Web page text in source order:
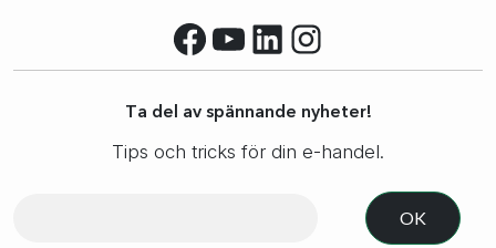
Facebook
YouTube
LinkedIn
Instagram
Ta del av spännande nyheter!
Tips och tricks för din e-handel.